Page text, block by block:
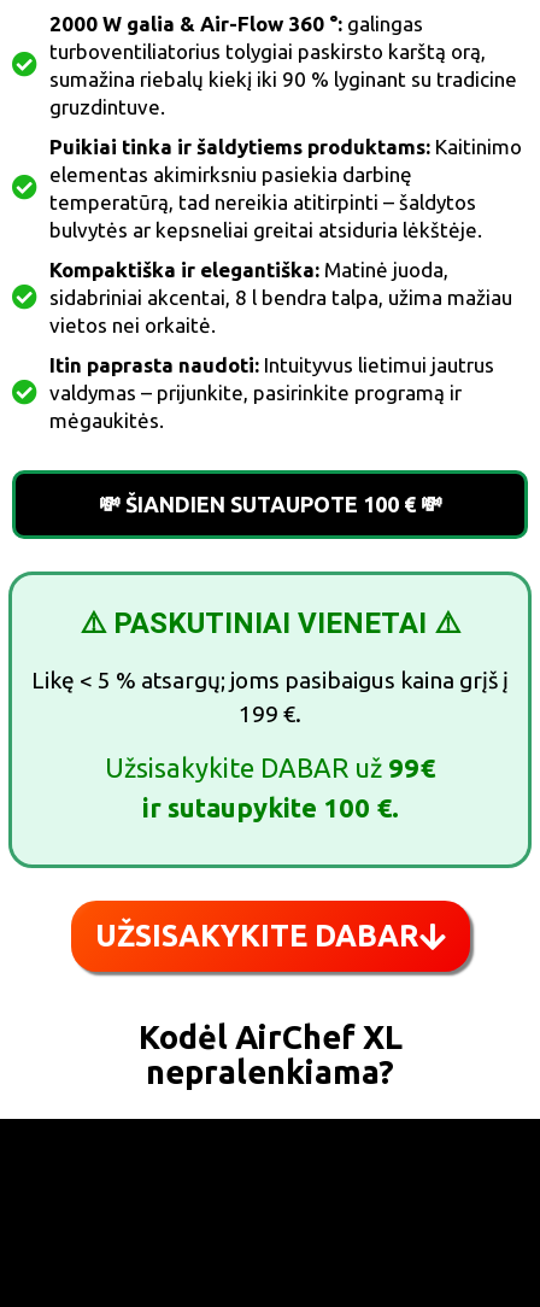
2000 W galia & Air-Flow 360 °: galingas
turboventiliatorius tolygiai paskirsto karštą orą,
sumažina riebalų kiekį iki 90 % lyginant su tradicine
gruzdintuve.
Puikiai tinka ir šaldytiems produktams: Kaitinimo
elementas akimirksniu pasiekia darbinę
temperatūrą, tad nereikia atitirpinti – šaldytos
bulvytės ar kepsneliai greitai atsiduria lėkštėje.
Kompaktiška ir elegantiška: Matinė juoda,
sidabriniai akcentai, 8 l bendra talpa, užima mažiau
vietos nei orkaitė.
Itin paprasta naudoti: Intuityvus lietimui jautrus
valdymas – prijunkite, pasirinkite programą ir
mėgaukitės.
💸 ŠIANDIEN SUTAUPOTE 100 € 💸
⚠️ PASKUTINIAI VIENETAI ⚠️
Likę < 5 % atsargų; joms pasibaigus kaina grįš į
199 €.
Užsisakykite DABAR už 99€
ir sutaupykite 100 €.
UŽSISAKYKITE DABAR
Kodėl AirChef XL
nepralenkiama?